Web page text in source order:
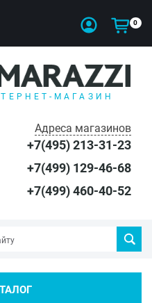
0
МАГАЗИН
Адреса магазинов
+7(495) 213-31-23
+7(499) 129-46-68
+7(499) 460-40-52